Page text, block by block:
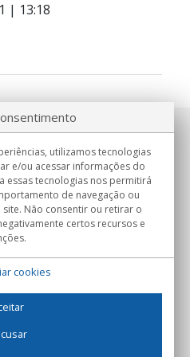
| 13:18
utilizamos tecnologias
e/ou acessar informações do
essas tecnologias nos permitirá
de navegação ou
Não consentir ou retirar o
certos recursos e
cookies